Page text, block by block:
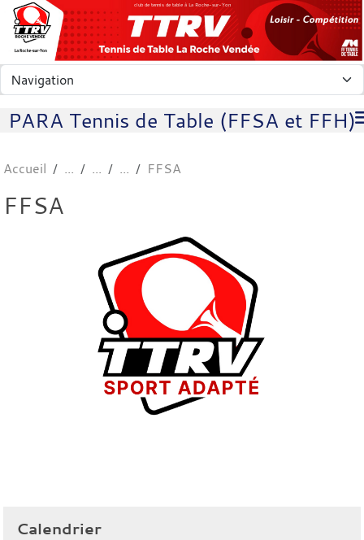
club de tennis de table à La Roche-sur-Yon
PARA Tennis de Table (FFSA et FFH)
Accueil FFSA
FFSA
Calendrier
Panneau de gestion des cookies